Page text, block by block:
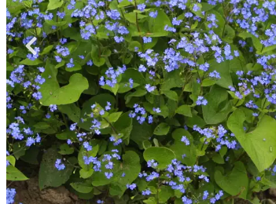
Zum vorigen Bild